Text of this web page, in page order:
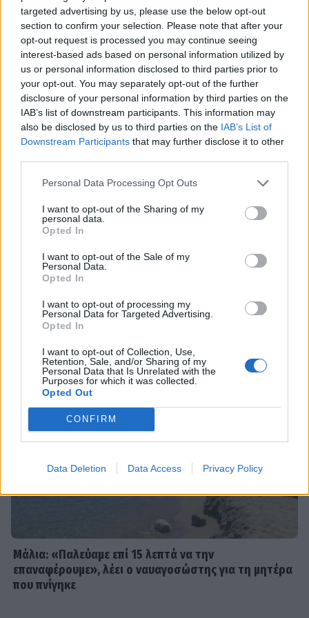
targeted advertising by us, please use the below opt-out
section to confirm your selection. Please note that after your
opt-out request is processed you may continue seeing
interest-based ads based on personal information utilized by
us or personal information disclosed to third parties prior to
your opt-out. You may separately opt-out of the further
disclosure of your personal information by third parties on the
IAB’s list of downstream participants. This information may
also be disclosed by us to third parties on the IAB’s List of
Downstream Participants that may further disclose it to other
Personal Data Processing Opt Outs
I want to opt-out of the Sharing of my
personal data.
Opted In
I want to opt-out of the Sale of my
Personal Data.
Opted In
I want to opt-out of processing my
Personal Data for Targeted Advertising.
Opted In
I want to opt-out of Collection, Use,
Retention, Sale, and/or Sharing of my
Personal Data that Is Unrelated with the
Purposes for which it was collected.
Opted Out
CONFIRM
Data Deletion Data Access Privacy Policy
λουλούδια στο κεφάλι θαμώνα που
την πέτυχε στο πρόσωπο
SHOWBIZ
Αθηνά Οικονομάκου: Ποζάρει όλο
νάζι στις τροπικές παραλίες των
Μπόρα Μπόρα
SHOWBIZ
Σίσσυ Χρηστίδου: Γέλια μέχρι
δακρύων στα Φαλάσαρνα
Κατερίνα Σαβράνη: Επιστρέφει στην
τηλεόραση μετά από χρόνια - Σε
SHOWBIZ
Ρία Ελληνίδου: Ποζάρει με μαγιό
πάνω σε σκάφος και «ανάβει»
φωτιές στο Instagram!
SHOWBIZ
Bachelor... χρυσή στο bodybuilding
DPG NETWORK
Μάλια: «Παλεύαμε επί 15 λεπτά να την
επαναφέρουμε», λέει ο ναυαγοσώστης για τη μητέρα
που πνίγηκε